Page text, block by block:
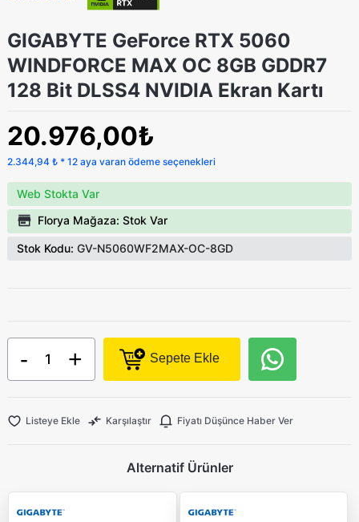
GIGABYTE GeForce RTX 5060
WINDFORCE MAX OC 8GB GDDR7
128 Bit DLSS4 NVIDIA Ekran Kartı
20.976,00₺
2.344,94 ₺ * 12 aya varan ödeme seçenekleri
Web Stokta Var
Florya Mağaza: Stok Var
Stok Kodu: GV-N5060WF2MAX-OC-8GD
- + Sepete Ekle
Listeye Ekle Karşılaştır Fiyatı Düşünce Haber Ver
Alternatif Ürünler